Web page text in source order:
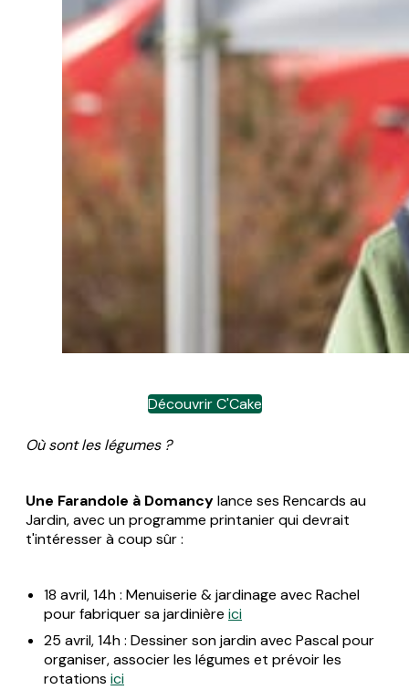
Découvrir C'Cake
Où sont les légumes ?
Une Farandole à Domancylance ses Rencards au
Jardin, avec un programme printanier qui devrait
t'intéresser à coup sûr :
18 avril, 14h : Menuiserie & jardinage avec Rachel
pour fabriquer sa jardinière ici
25 avril, 14h : Dessiner son jardin avec Pascal pour
organiser, associer les légumes et prévoir les
rotations ici